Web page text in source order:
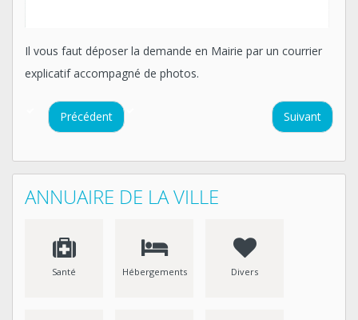
Il vous faut déposer la demande en Mairie par un courrier
explicatif accompagné de photos.
Précédent Suivant
ANNUAIRE DE LA VILLE
Santé Hébergements Divers